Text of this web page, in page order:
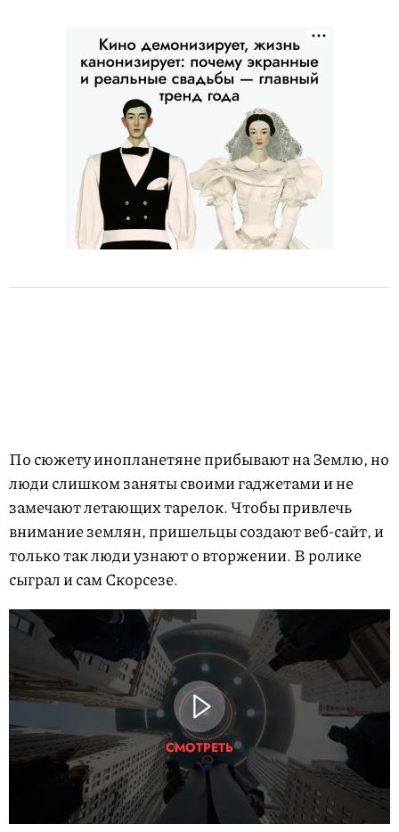
По сюжету инопланетяне прибывают на Землю, но
люди слишком заняты своими гаджетами и не
замечают летающих тарелок. Чтобы привлечь
внимание землян, пришельцы создают веб-сайт, и
только так люди узнают о вторжении. В ролике
сыграл и сам Скорсезе.
СМОТРЕТЬ